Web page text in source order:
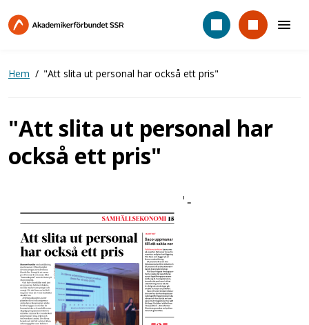
till
Hem "Att slita ut personal har också ett pris"
"Att slita ut personal har
också ett pris"